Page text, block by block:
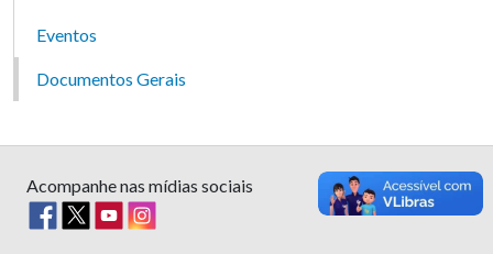
Eventos
Documentos Gerais
Acompanhe nas mídias sociais